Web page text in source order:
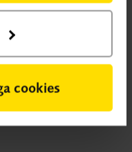
cookies
eftersom de
och resultaten